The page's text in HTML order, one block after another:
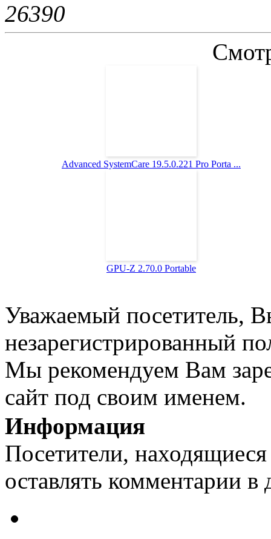
26390
Advanced SystemCare 19.5.0.221 Pro Porta ...
GPU-Z 2.70.0 Portable
Уважаемый посетитель,
незарегистрированный
Мы рекомендуем Вам
сайт под своим именем.
Информация
Посетители,
оставлять комментарии в